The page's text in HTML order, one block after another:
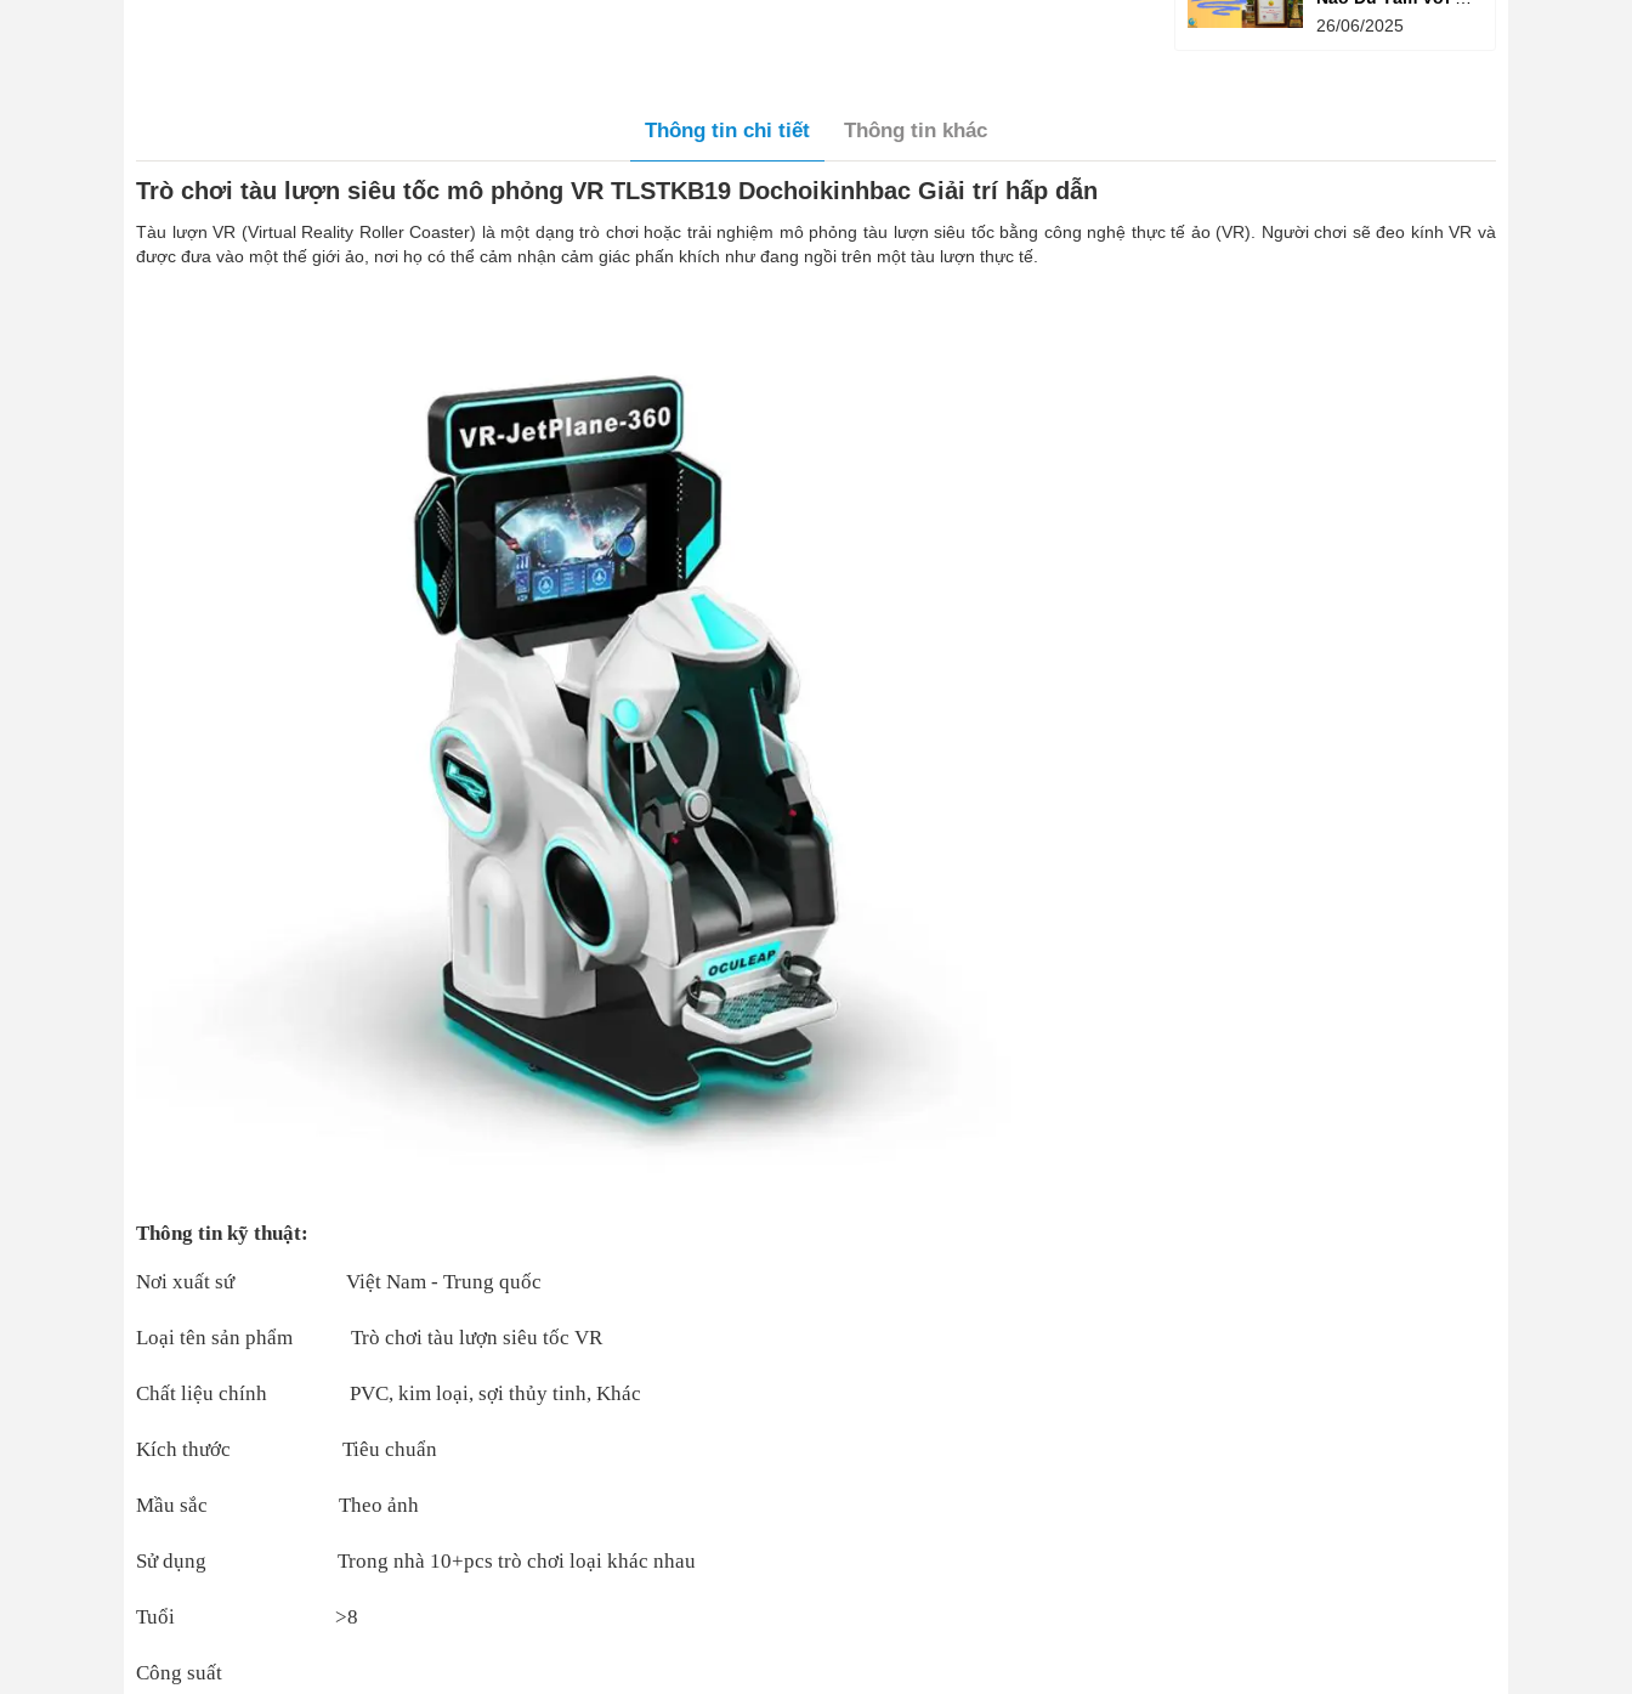
Chơi Kinh Bắc
26/06/2025
Thông tin chi tiết Thông tin khác
Trò chơi tàu lượn siêu tốc mô phỏng VR TLSTKB19 Dochoikinhbac Giải trí hấp dẫn
Tàu lượn VR (Virtual Reality Roller Coaster) là một dạng trò chơi hoặc trải nghiệm mô phỏng tàu lượn siêu tốc bằng công nghệ thực tế ảo (VR). Người chơi sẽ đeo kính VR và
được đưa vào một thế giới ảo, nơi họ có thể cảm nhận cảm giác phấn khích như đang ngồi trên một tàu lượn thực tế.
Thông tin kỹ thuật:
Nơi xuất sứ Việt Nam - Trung quốc
Loại tên sản phẩm Trò chơi tàu lượn siêu tốc VR
Chất liệu chính PVC, kim loại, sợi thủy tinh, Khác
Kích thước Tiêu chuẩn
Mầu sắc Theo ảnh
Sử dụng Trong nhà 10+pcs trò chơi loại khác nhau
Tuổi >8
Công suất